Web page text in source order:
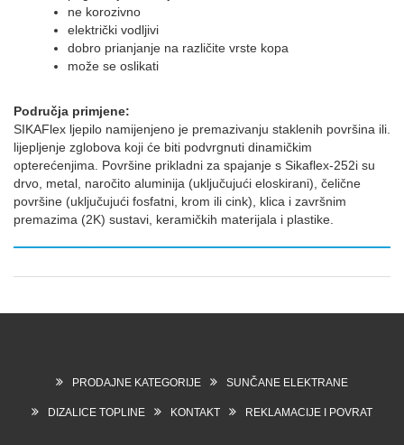
ne korozivno
električki vodljivi
dobro prianjanje na različite vrste kopa
može se oslikati
Područja primjene:
SIKAFlex ljepilo namijenjeno je premazivanju staklenih površina ili.
lijepljenje zglobova koji će biti podvrgnuti dinamičkim
opterećenjima. Površine prikladni za spajanje s Sikaflex-252i su
drvo, metal, naročito aluminija (uključujući eloskirani), čelične
površine (uključujući fosfatni, krom ili cink), klica i završnim
premazima (2K) sustavi, keramičkih materijala i plastike.
PRODAJNE KATEGORIJE SUNČANE ELEKTRANE
DIZALICE TOPLINE KONTAKT REKLAMACIJE I POVRAT